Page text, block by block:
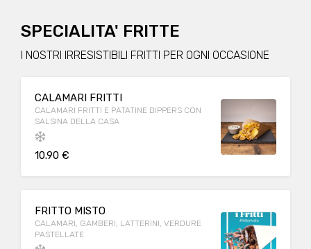
SPECIALITA' FRITTE
I NOSTRI IRRESISTIBILI FRITTI PER OGNI OCCASIONE
CALAMARI FRITTI
CALAMARI FRITTI E PATATINE DIPPERS CON
SALSINA DELLA CASA
10.90 €
FRITTO MISTO
CALAMARI, GAMBERI, LATTERINI, VERDURE
PASTELLATE